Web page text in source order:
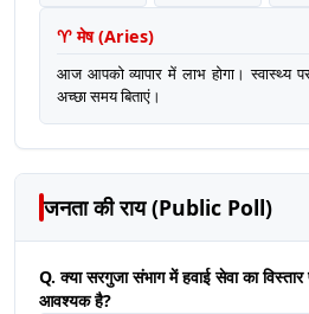
♈ मेष(Aries)
आज आपको व्यापार में लाभ होगा। स्वास्थ्य
अच्छा समय बिताएं।
जनता की राय (Public Poll)
Q. क्या सरगुजा संभाग में हवाई सेवा का
आवश्यक है?